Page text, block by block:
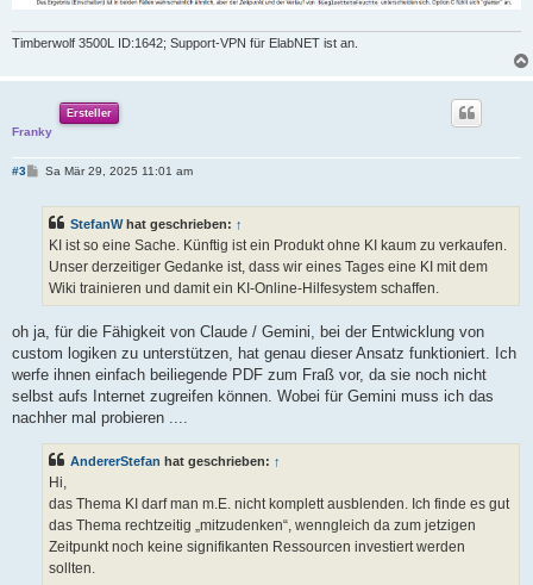
Timberwolf 3500L ID:1642; Support-VPN für ElabNET ist an.
Ersteller
Franky
#3
BSa Mär 29, 2025 11:01 am
StefanWhat geschrieben: ↑
KI ist so eine Sache. Künftig ist ein Produkt ohne KI kaum zu verkaufen.
Unser derzeitiger Gedanke ist, dass wir eines Tages eine KI mit dem
Wiki trainieren und damit ein KI-Online-Hilfesystem schaffen.
oh ja, für die Fähigkeit von Claude / Gemini, bei der Entwicklung von
custom logiken zu unterstützen, hat genau dieser Ansatz funktioniert. Ich
werfe ihnen einfach beiliegende PDF zum Fraß vor, da sie noch nicht
selbst aufs Internet zugreifen können. Wobei für Gemini muss ich das
nachher mal probieren ....
AndererStefan hat geschrieben: ↑
Hi,
das Thema KI darf man m.E. nicht komplett ausblenden. Ich finde es gut
das Thema rechtzeitig „mitzudenken“, wenngleich da zum jetzigen
Zeitpunkt noch keine signifikanten Ressourcen investiert werden
sollten.